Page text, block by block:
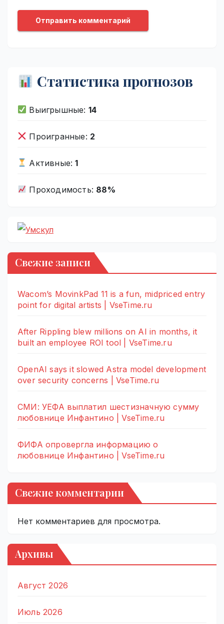
Статистика прогнозов
Выигрышные: 14
Проигранные: 2
Активные:1
Проходимость: 88%
Свежие записи
Wacom’s MovinkPad 11 is a fun, midpriced entry
point for digital artists | VseTime.ru
After Rippling blew millions on AI in months, it
built an employee ROI tool | VseTime.ru
OpenAI says it slowed Astra model development
over security concerns | VseTime.ru
СМИ: УЕФА выплатил шестизначную сумму
любовнице Инфантино | VseTime.ru
ФИФА опровергла информацию о
любовнице Инфантино | VseTime.ru
Свежие комментарии
Нет комментариев для просмотра.
Архивы
Август 2026
Июль 2026